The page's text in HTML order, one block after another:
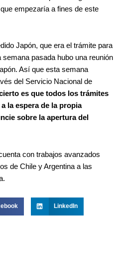
empezaría a fines de este
Japón, que era el trámite para
semana pasada hubo una reunión
Así que esta semana
del Servicio Nacional de
es que todos los trámites
la espera de la propia
sobre la apertura del
con trabajos avanzados
de Chile y Argentina a las
LinkedIn